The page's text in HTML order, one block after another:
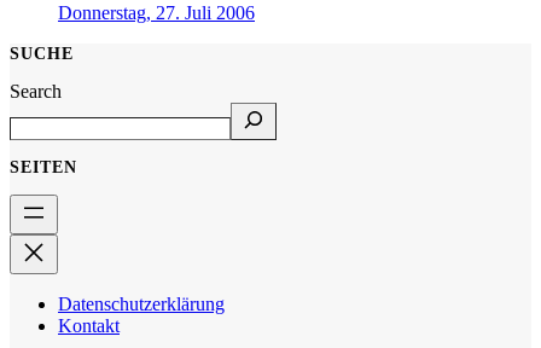
Donnerstag, 27. Juli 2006
SUCHE
Search
SEITEN
Datenschutzerklärung
Kontakt